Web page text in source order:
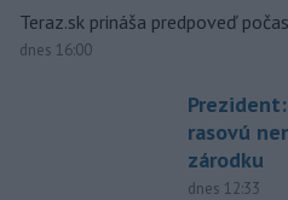
Teraz.sk prináša predpoveď
dnes 16:00
rasovú
zárodku
dnes 12:33